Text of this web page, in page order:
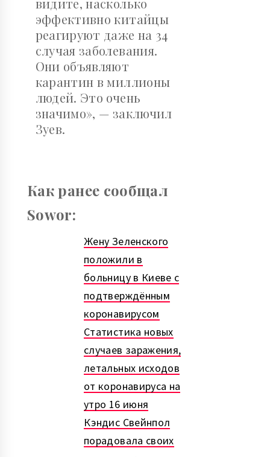
видите, насколько
эффективно китайцы
реагируют даже на 34
случая заболевания.
Они объявляют
карантин в миллионы
людей. Это очень
значимо», — заключил
Зуев.
Как ранее сообщал
Sowor:
Жену Зеленского
положили в
больницу в Киеве с
подтверждённым
коронавирусом
Статистика новых
случаев заражения,
летальных исходов
от коронавируса на
утро 16 июня
Кэндис Свейнпол
порадовала своих